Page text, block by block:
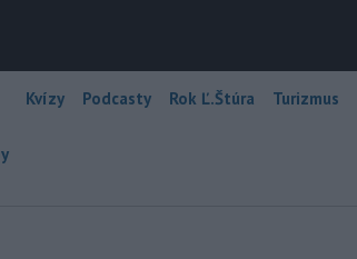
Kvízy Podcasty Rok Ľ.Štúra Turizmus